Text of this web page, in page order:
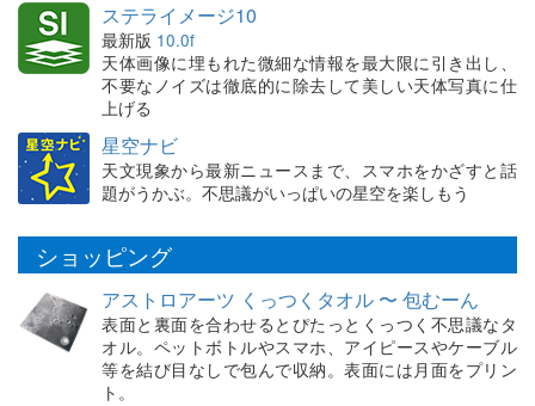
ステライメージ10
最新版 10.0f
天体画像に埋もれた微細な情報を最大限に引き出し、
不要なノイズは徹底的に除去して美しい天体写真に仕
上げる
星空ナビ
天文現象から最新ニュースまで、スマホをかざすと話
題がうかぶ。不思議がいっぱいの星空を楽しもう
ショッピング
アストロアーツ くっつくタオル 〜 包むーん
表面と裏面を合わせるとぴたっとくっつく不思議なタ
オル。ペットボトルやスマホ、アイピースやケーブル
等を結び目なしで包んで収納。表面には月面をプリン
ト。